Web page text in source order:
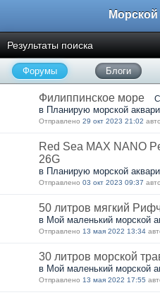
Результаты поиска
Форумы Блоги
Филиппинское море
в Планирую морской
Отправлено 29 окт 2023 21:02
Red Sea MAX NANO
26G
в Планирую морской
Отправлено 03 окт 2023 09:37
50 литров мягкий
в Мой маленький морской
Отправлено 13 мая 2022 13:34
30 литров морской
в Мой маленький морской
Отправлено 13 мая 2022 17:55